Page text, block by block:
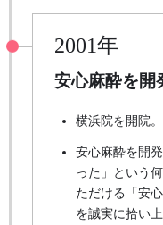
2001年
安心麻酔を開
横浜院を開院。
安心麻酔を開
った」という
ただける「安
を誠実に拾い